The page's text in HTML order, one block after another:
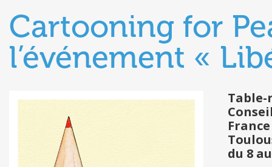
Cartooning for
l’événement «
France
du 8